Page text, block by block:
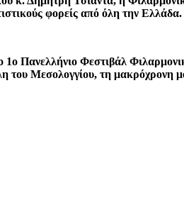
φορείς από όλη την Ελλάδα.
Πανελλήνιο Φεστιβάλ
του Μεσολογγίου, τη μακρόχρονη